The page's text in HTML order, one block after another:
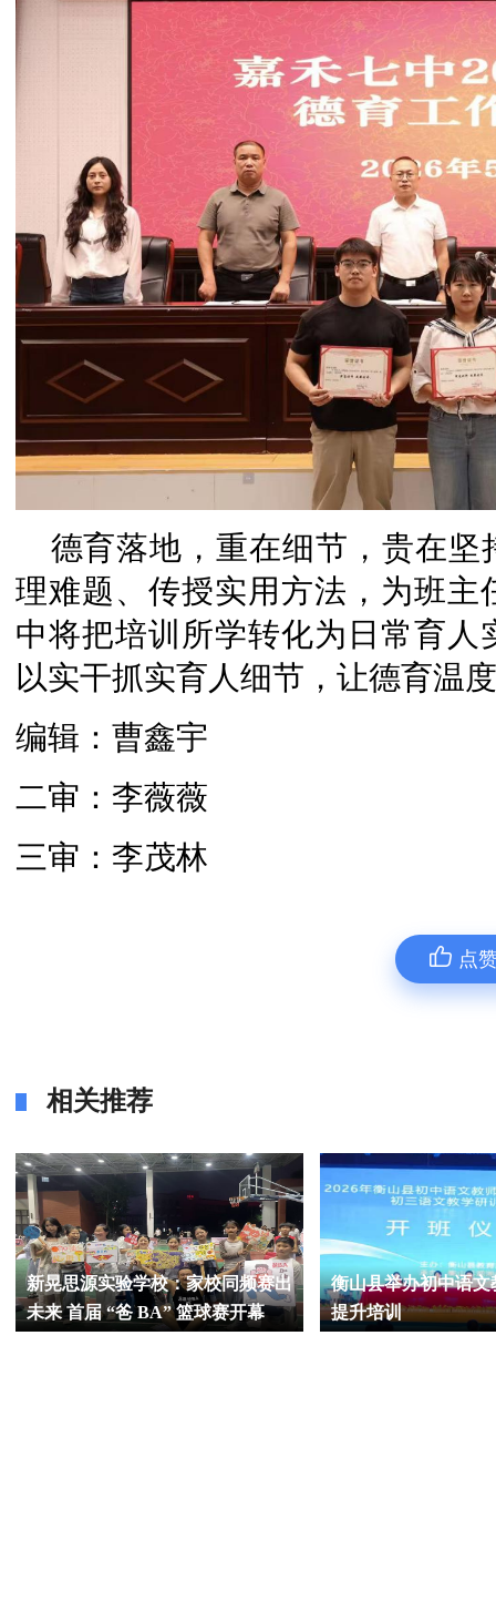
德育落地，重在细节，贵在
理难题、传授实用方法，为班
中将把培训所学转化为日常育
以实干抓实育人细节，让德育温
编辑：曹鑫宇
二审：李薇薇
三审：李茂林
点
相关推荐
新晃思源实验学校：家校同频赛出
未来 首届 “爸 BA” 篮球赛开幕
衡山县举办初中语文
提升培训